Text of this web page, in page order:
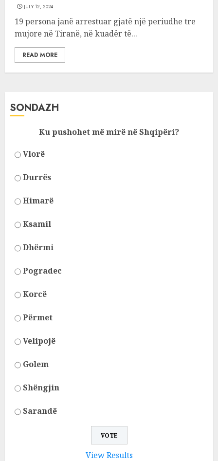
JULY 12, 2024
19 persona janë arrestuar gjatë një periudhe tre
mujore në Tiranë, në kuadër të...
READ MORE
SONDAZH
Ku pushohet më mirë në Shqipëri?
Vlorë
Durrës
Himarë
Ksamil
Dhërmi
Pogradec
Korcë
Përmet
Velipojë
Golem
Shëngjin
Sarandë
View Results